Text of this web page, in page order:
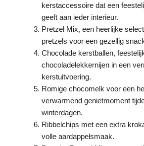
kerstaccessoire dat een
geeft aan ieder interieur.
Pretzel Mix, een heerlijke
pretzels voor een gezellig
Chocolade kerstballen,
chocoladelekkernijen in een
kerstuitvoering.
Romige chocomelk voor een
verwarmend genietmoment
winterdagen.
Ribbelchips met een extra
volle aardappelsmaak.